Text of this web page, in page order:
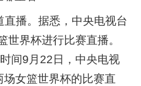
播。据悉，中央电视台
界杯进行比赛直播。
间9月22日，中央电视
女篮世界杯的比赛直